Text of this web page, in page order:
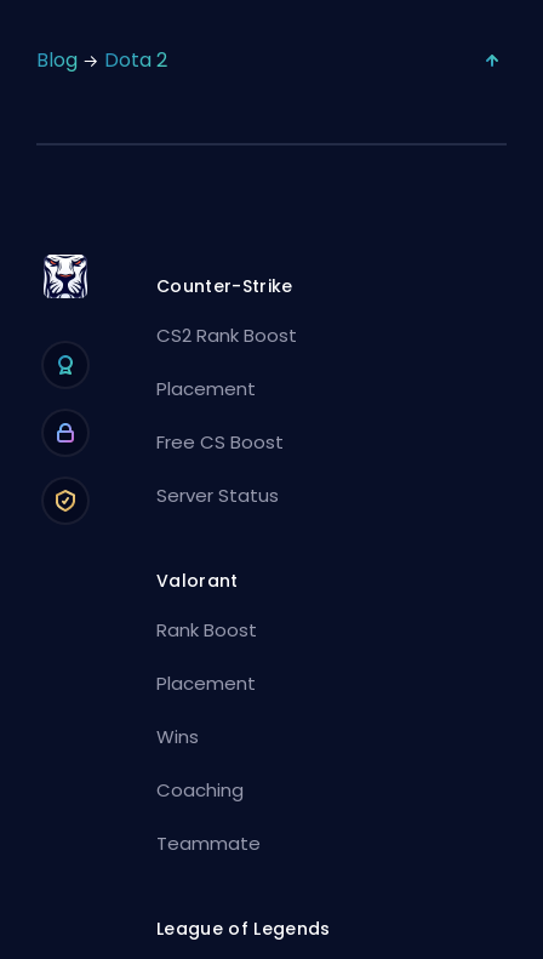
Blog Dota 2
Counter-Strike
CS2 Rank Boost
Placement
Free CS Boost
Server Status
Valorant
Rank Boost
Placement
Wins
Coaching
Teammate
League of Legends